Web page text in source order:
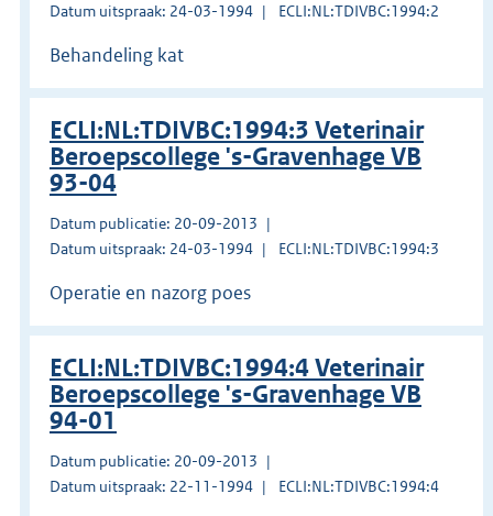
Datum uitspraak: 24-03-1994
ECLI:NL:TDIVBC:1994:2
Behandeling kat
ECLI:NL:TDIVBC:1994:3 Veterinair
Beroepscollege 's-Gravenhage VB
93-04
Datum publicatie: 20-09-2013
Datum uitspraak: 24-03-1994
ECLI:NL:TDIVBC:1994:3
Operatie en nazorg poes
ECLI:NL:TDIVBC:1994:4 Veterinair
Beroepscollege 's-Gravenhage VB
94-01
Datum publicatie: 20-09-2013
Datum uitspraak: 22-11-1994
ECLI:NL:TDIVBC:1994:4